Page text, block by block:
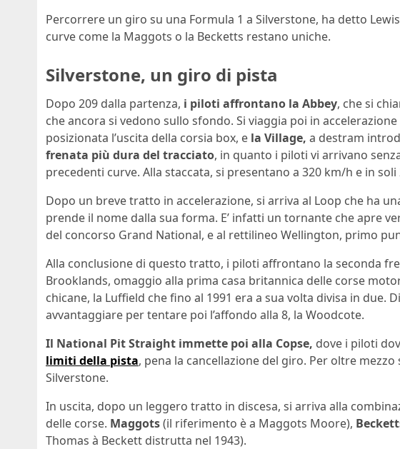
Percorrere un giro su una Formula 1 a Silverstone, ha detto
curve come la Maggots o la Becketts restano uniche.
Silverstone, un giro di pista
Dopo 209 dalla partenza, i piloti affrontano la Abbey, che si
che ancora si vedono sullo sfondo. Si viaggia poi in
posizionata l’uscita della corsia box, e la Village, a destram
frenata più dura del tracciato, in quanto i piloti vi arrivano
precedenti curve. Alla staccata, si presentano a 320 km/h e in
Dopo un breve tratto in accelerazione, si arriva al Loop che ha
prende il nome dalla sua forma. E’ infatti un tornante che apre
del concorso Grand National, e al rettilineo Wellington, primo
Alla conclusione di questo tratto, i piloti affrontano la seconda
Brooklands, omaggio alla prima casa britannica delle corse
chicane, la Luffield che fino al 1991 era a sua volta divisa in due.
avvantaggiare per tentare poi l’affondo alla 8, la Woodcote.
Il National Pit Straight immette poi alla Copse, dove i piloti
limiti della pista, pena la cancellazione del giro. Per oltre
Silverstone.
In uscita, dopo un leggero tratto in discesa, si arriva alla
delle corse. Maggots(il riferimento è a Maggots Moore),
Thomas à Beckett distrutta nel 1943).